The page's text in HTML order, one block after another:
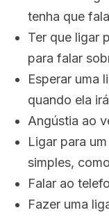
tenha que
Ter que ligar
para falar
Esperar uma
quando ela
Angústia ao
Ligar para
simples,
Falar ao
Fazer uma